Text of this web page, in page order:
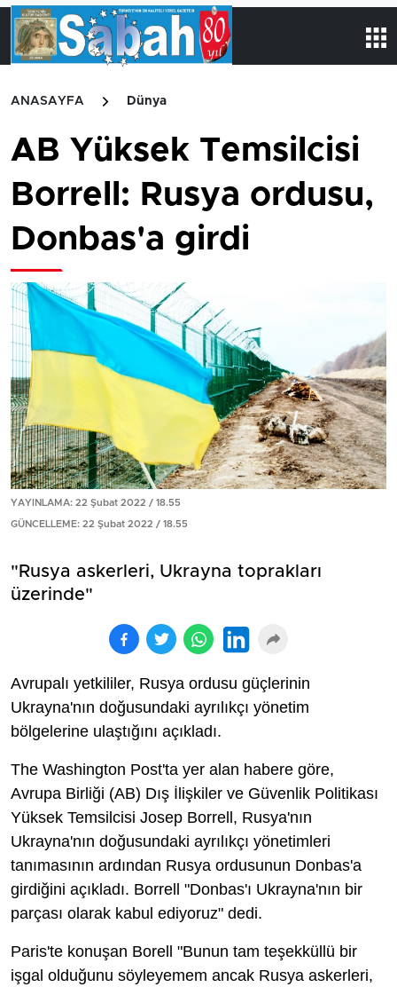
ANASAYFA Dünya
AB Yüksek Temsilcisi
Borrell: Rusya ordusu,
Donbas'a girdi
YAYINLAMA: 22 Şubat 2022 / 18.55
GÜNCELLEME: 22 Şubat 2022 / 18.55
"Rusya askerleri, Ukrayna toprakları
üzerinde"
Avrupalı yetkililer, Rusya ordusu güçlerinin
Ukrayna'nın doğusundaki ayrılıkçı yönetim
bölgelerine ulaştığını açıkladı.
The Washington Post'ta yer alan habere göre,
Avrupa Birliği (AB) Dış İlişkiler ve Güvenlik Politikası
Yüksek Temsilcisi Josep Borrell, Rusya'nın
Ukrayna'nın doğusundaki ayrılıkçı yönetimleri
tanımasının ardından Rusya ordusunun Donbas'a
girdiğini açıkladı. Borrell "Donbas'ı Ukrayna'nın bir
parçası olarak kabul ediyoruz" dedi.
Paris'te konuşan Borell "Bunun tam teşekküllü bir
işgal olduğunu söyleyemem ancak Rusya askerleri,